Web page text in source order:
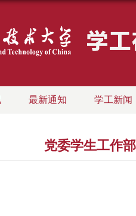
最新通知 学工新闻
党委学生工作